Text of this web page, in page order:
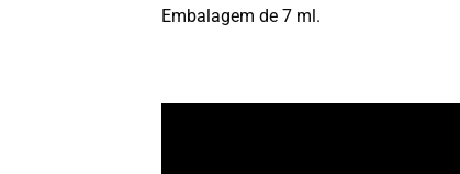
Embalagem de 7 ml.